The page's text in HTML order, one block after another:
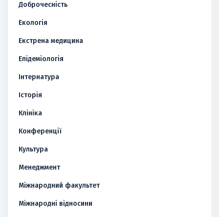
Доброчесність
Екологія
Екстрена медицина
Епідеміологія
Інтернатура
Історія
Клініка
Конференції
Культура
Менеджмент
Міжнародний факультет
Міжнародні відносини